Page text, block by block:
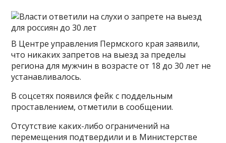
В Центре управления Пермского края заявили,
что никаких запретов на выезд за пределы
региона для мужчин в возрасте от 18 до 30 лет не
устанавливалось.
В соцсетях появился фейк с поддельным
проставлением, отметили в сообщении.
Отсутствие каких-либо ограничений на
перемещения подтвердили и в Министерстве